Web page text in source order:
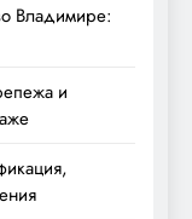
Владимире:
и